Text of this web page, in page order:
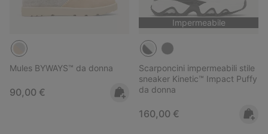
Mules BYWAYS™ da donna
Regular price:
90,00 €
Impermeabile
Scarponcini impermeabili stile
sneaker Kinetic™ Impact Puffy
da donna
Regular price:
160,00 €